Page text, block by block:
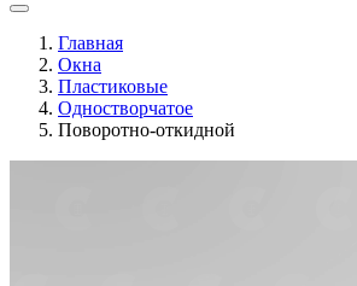
Главная
Окна
Пластиковые
Одностворчатое
Поворотно-откидной